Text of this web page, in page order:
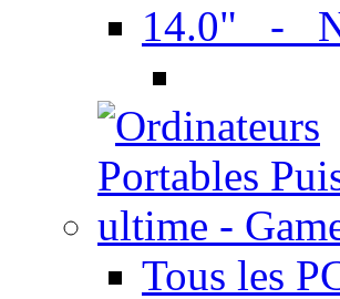
14.0" -
Tous les